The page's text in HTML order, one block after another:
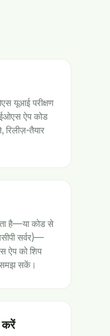
यूआई परीक्षण
ऐप कोड
रिलीज़-तैयार
है—या कोड से
सर्वर)—
ऐप को शिप
समझ सकें।
करें